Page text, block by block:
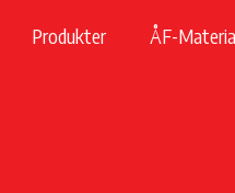
Produkter ÅF-